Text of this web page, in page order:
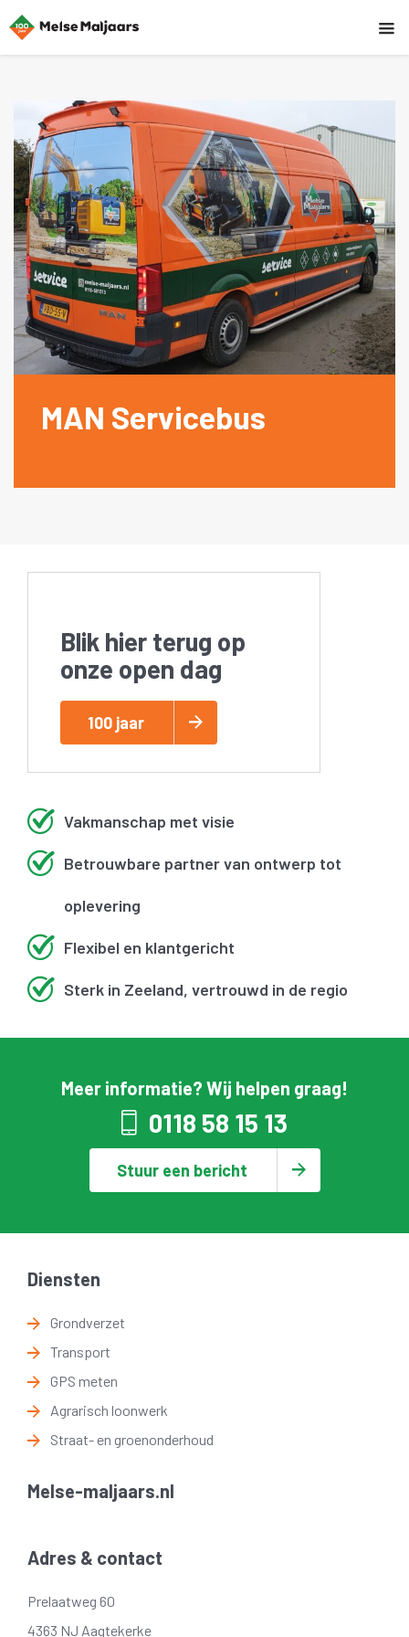
MAN Servicebus
Blik hier terug op
onze open dag
100 jaar
Vakmanschap met visie
Betrouwbare partner van ontwerp tot
oplevering
Flexibel en klantgericht
Sterk in Zeeland, vertrouwd in de regio
Meer informatie? Wij helpen graag!
0118 58 15 13
Stuur een bericht
Diensten
Grondverzet
Transport
GPS meten
Agrarisch loonwerk
Straat- en groenonderhoud
Melse-maljaars.nl
Adres & contact
Prelaatweg 60
4363 NJ Aagtekerke